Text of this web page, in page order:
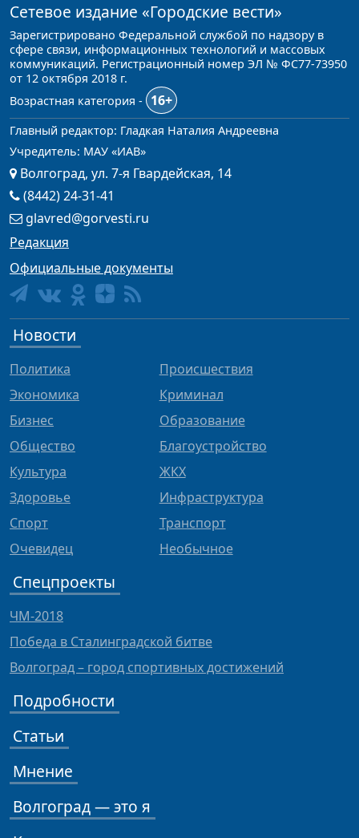
Сетевое издание «Городские вести»
Зарегистрировано Федеральной службой по надзору в
сфере связи, информационных технологий и массовых
коммуникаций. Регистрационный номер ЭЛ № ФС77-73950
от 12 октября 2018 г.
Возрастная категория -
16+
Главный редактор: Гладкая Наталия Андреевна
Учредитель: МАУ «ИАВ»
Волгоград, ул. 7-я Гвардейская, 14
(8442) 24-31-41
glavred@gorvesti.ru
Редакция
Официальные документы
Новости
Политика
Экономика
Бизнес
Общество
Культура
Здоровье
Спорт
Очевидец
Происшествия
Криминал
Образование
Благоустройство
ЖКХ
Инфраструктура
Транспорт
Необычное
Спецпроекты
ЧМ-2018
Победа в Сталинградской битве
Волгоград – город спортивных достижений
Подробности
Статьи
Мнение
Волгоград — это я